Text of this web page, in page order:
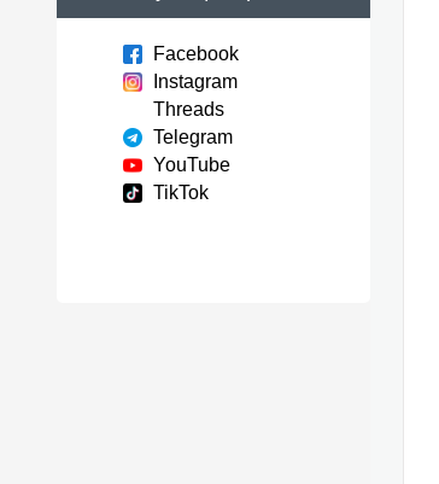
Facebook
Instagram
Threads
Telegram
YouTube
TikTok